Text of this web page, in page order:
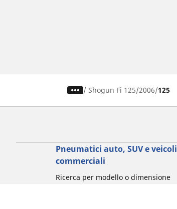
/ Shogun Fi 125 2006 125
Pneumatici auto, SUV e veicoli
commerciali
Ricerca per modello o dimensione